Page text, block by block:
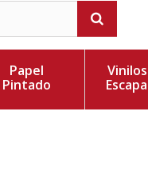
Papel
Pintado